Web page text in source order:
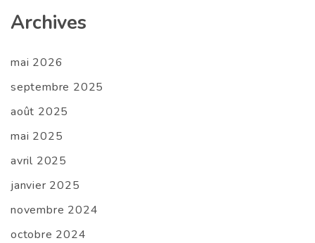
Archives
mai 2026
septembre 2025
août 2025
mai 2025
avril 2025
janvier 2025
novembre 2024
octobre 2024